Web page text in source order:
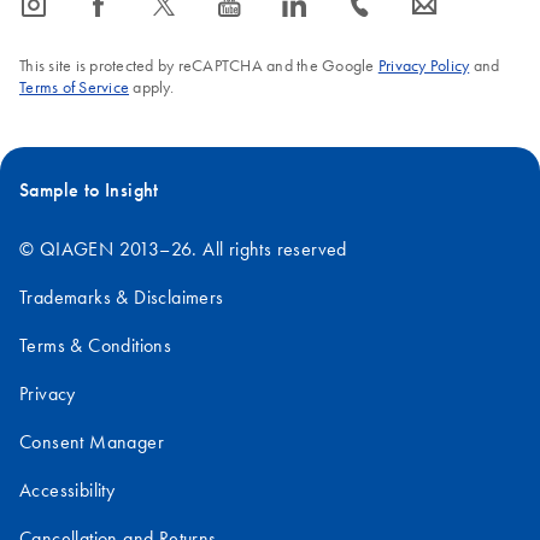
This site is protected by reCAPTCHA and the Google Privacy Policyand
Terms of Service apply.
Sample to Insight
© QIAGEN 2013–26. All rights reserved
Trademarks & Disclaimers
Terms & Conditions
Privacy
Consent Manager
Accessibility